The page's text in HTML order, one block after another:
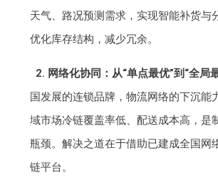
天气、路况预测需求，实现智能补货与
优化库存结构，减少冗余。
2. 网络化协同：从“单点最优”到“全局
国发展的连锁品牌，物流网络的下沉能
域市场冷链覆盖率低、配送成本高，是
瓶颈。解决之道在于借助已建成全国网
链平台。